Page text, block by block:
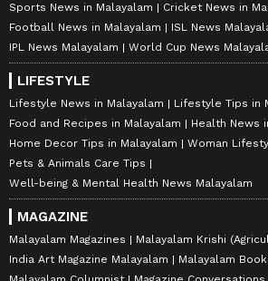
Sports News in Malayalam
Cricket News in
Football News in Malayalam
ISL News
IPL News Malayalam
World Cup News
LIFESTYLE
Lifestyle News in Malayalam
Lifestyle Tips in
Food and Recipes in Malayalam
Health News
Home Decor Tips in Malayalam
Woman
Pets & Animals Care Tips
Well-being & Mental Health News Malayalam
MAGAZINE
Malayalam Magazines
Malayalam Krishi
India Art Magazine Malayalam
Malayalam